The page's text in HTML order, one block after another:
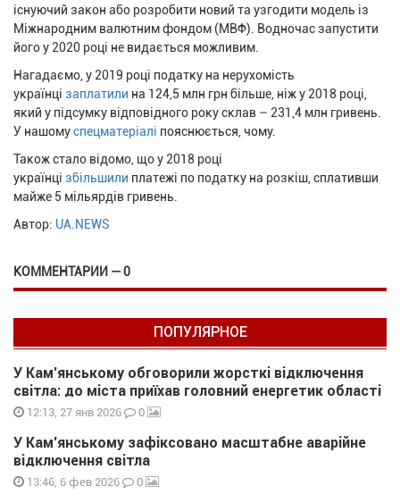
існуючий закон або розробити новий та узгодити модель із
Міжнародним валютним фондом (МВФ). Водночас запустити
його у 2020 році не видається можливим.
Нагадаємо, у 2019 році податку на нерухомість
українці заплатили на 124,5 млн грн більше, ніж у 2018 році,
який у підсумку відповідного року склав – 231,4 млн гривень.
У нашомуспецматеріалі пояснюється, чому.
Також стало відомо, що у 2018 році
українці збільшили платежі по податку на розкіш, сплативши
майже 5 мільярдів гривень.
Автор: UA.NEWS
КОММЕНТАРИИ — 0
ПОПУЛЯРНОЕ
У Кам’янському обговорили жорсткі відключення
світла: до міста приїхав головний енергетик області
12:13, 27 янв 2026 0
У Кам’янському зафіксовано масштабне аварійне
відключення світла
13:46, 6 фев 2026 0